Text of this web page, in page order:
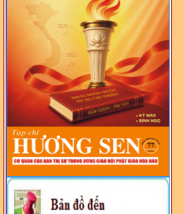
- LỚP TẬP HUẤN LỊCH SỬ,
PHÁP LUẬT VIỆT NAM VÀ
HIẾN CHƯƠNG GIÁO HỘI
PGHH NHIỆM KỲ VI (2024-
2029) CHO TRỊ SỰ VIÊN
TRUNG ƯƠNG, BAN ĐẠI
DIỆN TỈNH VÀ GIÁO LÝ
VIÊN - CHUYÊN ĐỀ: NHỮNG
VẤN ĐỀ CHUNG VỀ PHÁP
LUẬT VÀ HỆ THỐNG PHÁP
LUẬT VIỆT NAM
- LỚP TẬP HUẤN LỊCH SỬ,
PHÁP LUẬT VIỆT NAM VÀ
HIẾN CHƯƠNG GIÁO HỘI
PGHH NHIỆM KỲ VI (2024-
2029) CHO TRỊ SỰ VIÊN
TRUNG ƯƠNG, BAN ĐẠI